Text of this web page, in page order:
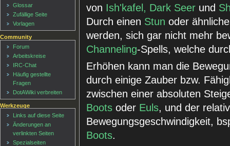
von Ish'kafel, Dark Seer und
Durch einen Stun oder
werden, sich gar nicht mehr
Channeling-Spells, welche
Erhöhen kann man die
durch einige Zauber bzw.
zwischen einer absoluten
Boots oder Euls, und der
Bewegungsgeschwindigkeit,
Boots.
Glossar
Zufällige Seite
Vorlagen
Community
Forum
Arbeitskreise
IRC-Chat
Häufig gestellte
Fragen
DotAWiki verbreiten
Werkzeuge
Links auf diese Seite
Änderungen an
verlinkten Seiten
Spezialseiten